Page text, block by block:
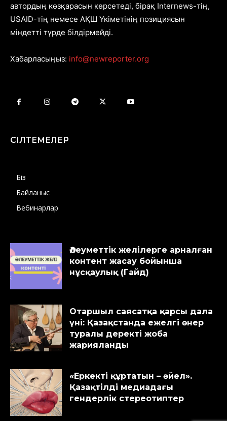
автордың көзқарасын көрсетеді, бірақ Internews-тің,
USAID-тің немесе АҚШ Үкіметінің позициясын
міндетті түрде білдірмейді.
Хабарласыңыз: info@newreporter.org
СІЛТЕМЕЛЕР
Біз
Байланыс
Вебинарлар
Әлеуметтік желілерге арналған
контент жасау бойынша
нұсқаулық (Гайд)
Отаршыл саясатқа қарсы дала
үні: Қазақстанда ежелгі өнер
туралы деректі жоба
жарияланды
«Еркекті құртатын – әйел».
Қазақтілді медиадағы
гендерлік стереотиптер